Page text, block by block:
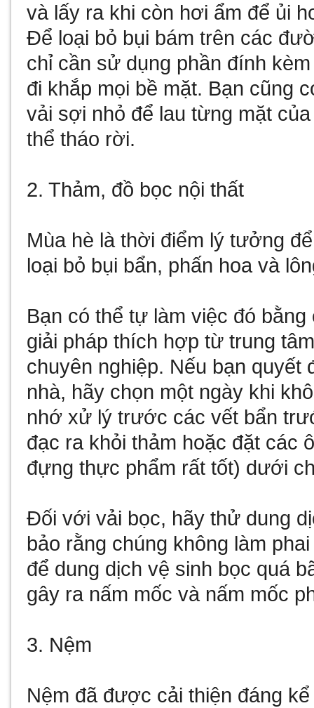
và lấy ra khi còn hơi ẩm để ủi
Để loại bỏ bụi bám trên các
chỉ cần sử dụng phần đính
đi khắp mọi bề mặt. Bạn cũng
vải sợi nhỏ để lau từng mặt
thể tháo rời.
2. Thảm, đồ bọc nội thất
Mùa hè là thời điểm lý tưởng
loại bỏ bụi bẩn, phấn hoa và
Bạn có thể tự làm việc đó
giải pháp thích hợp từ trung
chuyên nghiệp. Nếu bạn quyết
nhà, hãy chọn một ngày khi
nhớ xử lý trước các vết bẩn
đạc ra khỏi thảm hoặc đặt các
đựng thực phẩm rất tốt) dưới
Đối với vải bọc, hãy thử dung
bảo rằng chúng không làm
để dung dịch vệ sinh bọc quá
gây ra nấm mốc và nấm mốc
3. Nệm
Nệm đã được cải thiện đáng